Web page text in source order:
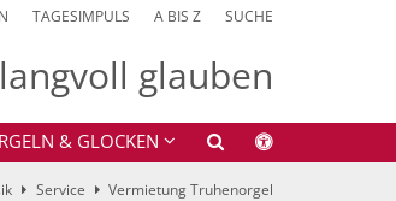
TAGESIMPULS A BIS Z SUCHE
glauben
& GLOCKEN
Service Vermietung Truhenorgel